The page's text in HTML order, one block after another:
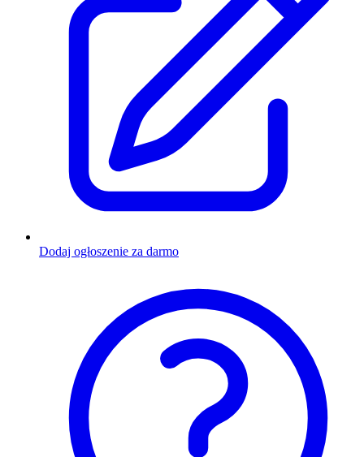
Dodaj ogłoszenie za darmo